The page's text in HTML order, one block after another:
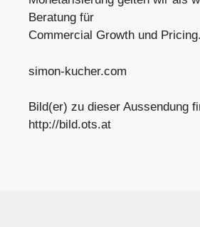
Beratung für
Commercial Growth und Pricing.
simon-kucher.com
Bild(er) zu dieser Aussendung
http://bild.ots.at